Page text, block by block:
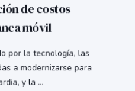
de costos
móvil
por la tecnología, las
a modernizarse para
y la ...